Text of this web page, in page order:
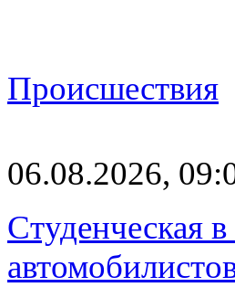
Происшествия
06.08.2026,
Студенческая